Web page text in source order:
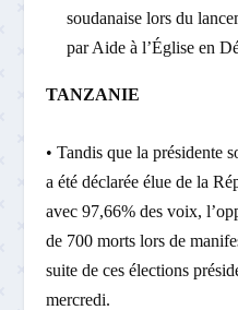
soudanaise lors du
par Aide à l’Église en
TANZANIE
• Tandis que la présidente
a été déclarée élue de la
avec 97,66% des voix,
de 700 morts lors de
suite de ces élections
mercredi.